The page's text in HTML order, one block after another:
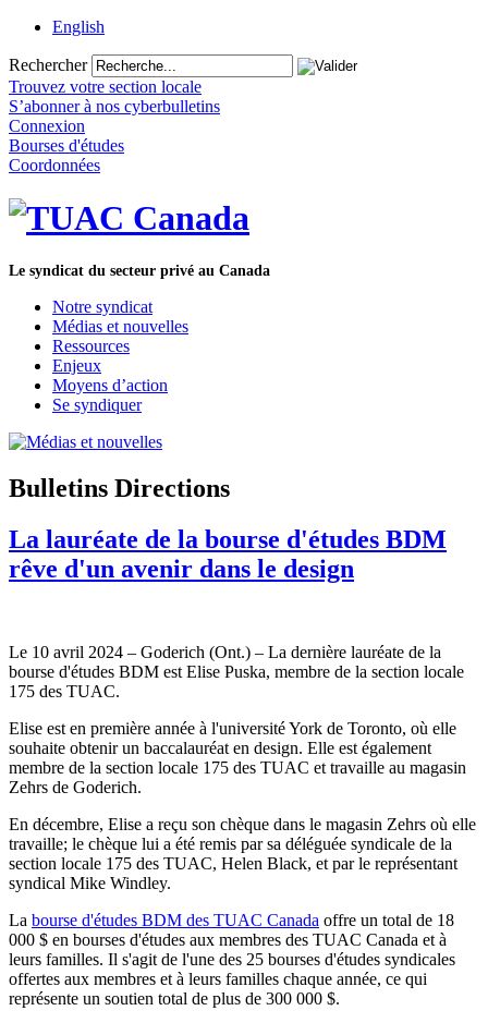
English
Rechercher
Trouvez votre section locale
S’abonner à nos cyberbulletins
Connexion
Bourses d'études
Coordonnées
Le syndicat du secteur privé au Canada
Notre syndicat
Médias et nouvelles
Ressources
Enjeux
Moyens d’action
Se syndiquer
Bulletins Directions
La lauréate de la bourse d'études BDM
rêve d'un avenir dans le design
Le 10 avril 2024 – Goderich (Ont.) – La dernière lauréate de la
bourse d'études BDM est Elise Puska, membre de la section locale
175 des TUAC.
Elise est en première année à l'université York de Toronto, où elle
souhaite obtenir un baccalauréat en design. Elle est également
membre de la section locale 175 des TUAC et travaille au magasin
Zehrs de Goderich.
En décembre, Elise a reçu son chèque dans le magasin Zehrs où elle
travaille; le chèque lui a été remis par sa déléguée syndicale de la
section locale 175 des TUAC, Helen Black, et par le représentant
syndical Mike Windley.
La bourse d'études BDM des TUAC Canada offre un total de 18
000 $ en bourses d'études aux membres des TUAC Canada et à
leurs familles. Il s'agit de l'une des 25 bourses d'études syndicales
offertes aux membres et à leurs familles chaque année, ce qui
représente un soutien total de plus de 300 000 $.